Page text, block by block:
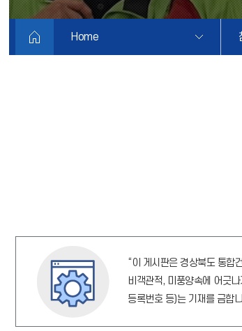
Home
“이 게시판은 경상북도 통합
비객관적, 미풍양속에 어긋
등록번호 등)는 기재를 금합